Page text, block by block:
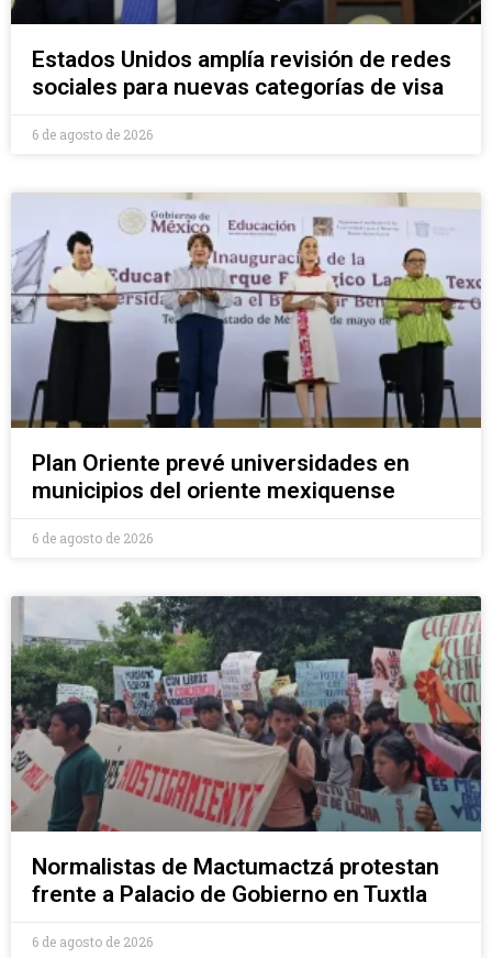
Estados Unidos amplía revisión de redes
sociales para nuevas categorías de visa
6 de agosto de 2026
Plan Oriente prevé universidades en
municipios del oriente mexiquense
6 de agosto de 2026
Normalistas de Mactumactzá protestan
frente a Palacio de Gobierno en Tuxtla
6 de agosto de 2026